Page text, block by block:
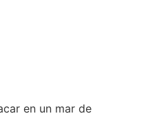
en un mar de